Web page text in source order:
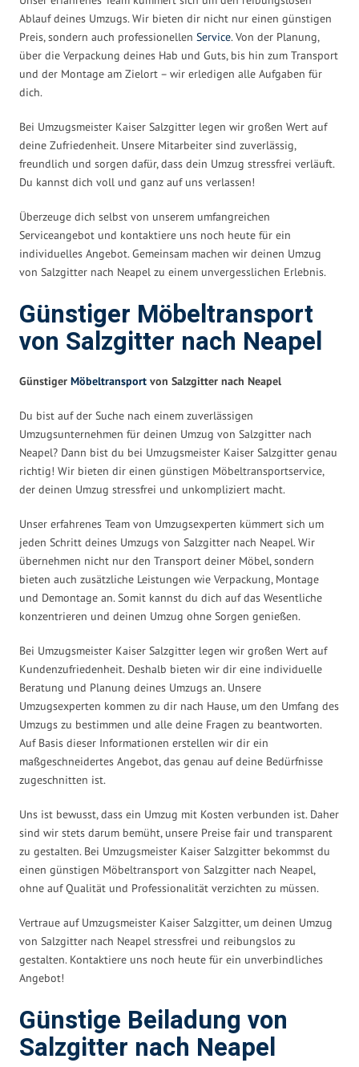
Ablauf deines Umzugs. Wir bieten dir nicht nur einen günstigen
Preis, sondern auch professionellen Service. Von der Planung,
über die Verpackung deines Hab und Guts, bis hin zum Transport
und der Montage am Zielort – wir erledigen alle Aufgaben für
dich.
Bei Umzugsmeister Kaiser Salzgitter legen wir großen Wert auf
deine Zufriedenheit. Unsere Mitarbeiter sind zuverlässig,
freundlich und sorgen dafür, dass dein Umzug stressfrei verläuft.
Du kannst dich voll und ganz auf uns verlassen!
Überzeuge dich selbst von unserem umfangreichen
Serviceangebot und kontaktiere uns noch heute für ein
individuelles Angebot. Gemeinsam machen wir deinen Umzug
von Salzgitter nach Neapel zu einem unvergesslichen Erlebnis.
Günstiger Möbeltransport
von Salzgitter nach Neapel
Günstiger Möbeltransport von Salzgitter nach Neapel
Du bist auf der Suche nach einem zuverlässigen
Umzugsunternehmen für deinen Umzug von Salzgitter nach
Neapel? Dann bist du bei Umzugsmeister Kaiser Salzgitter genau
richtig! Wir bieten dir einen günstigen Möbeltransportservice,
der deinen Umzug stressfrei und unkompliziert macht.
Unser erfahrenes Team von Umzugsexperten kümmert sich um
jeden Schritt deines Umzugs von Salzgitter nach Neapel. Wir
übernehmen nicht nur den Transport deiner Möbel, sondern
bieten auch zusätzliche Leistungen wie Verpackung, Montage
und Demontage an. Somit kannst du dich auf das Wesentliche
konzentrieren und deinen Umzug ohne Sorgen genießen.
Bei Umzugsmeister Kaiser Salzgitter legen wir großen Wert auf
Kundenzufriedenheit. Deshalb bieten wir dir eine individuelle
Beratung und Planung deines Umzugs an. Unsere
Umzugsexperten kommen zu dir nach Hause, um den Umfang des
Umzugs zu bestimmen und alle deine Fragen zu beantworten.
Auf Basis dieser Informationen erstellen wir dir ein
maßgeschneidertes Angebot, das genau auf deine Bedürfnisse
zugeschnitten ist.
Uns ist bewusst, dass ein Umzug mit Kosten verbunden ist. Daher
sind wir stets darum bemüht, unsere Preise fair und transparent
zu gestalten. Bei Umzugsmeister Kaiser Salzgitter bekommst du
einen günstigen Möbeltransport von Salzgitter nach Neapel,
ohne auf Qualität und Professionalität verzichten zu müssen.
Vertraue auf Umzugsmeister Kaiser Salzgitter, um deinen Umzug
von Salzgitter nach Neapel stressfrei und reibungslos zu
gestalten. Kontaktiere uns noch heute für ein unverbindliches
Angebot!
Günstige Beiladung von
Salzgitter nach Neapel